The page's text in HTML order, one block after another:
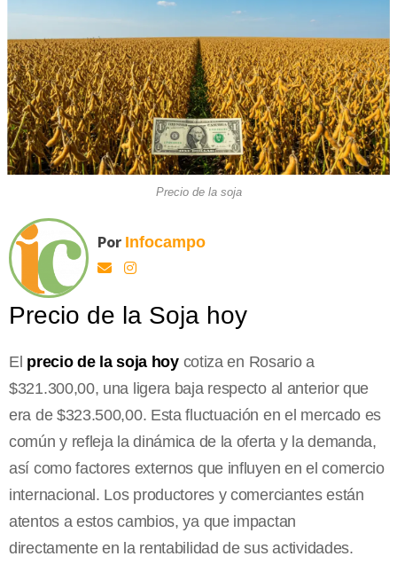
Precio de la soja
Por Infocampo
Precio de la Soja hoy
El precio de la soja hoycotiza en Rosario a
$321.300,00, una ligera baja respecto al anterior que
era de $323.500,00. Esta fluctuación en el mercado es
común y refleja la dinámica de la oferta y la demanda,
así como factores externos que influyen en el comercio
internacional. Los productores y comerciantes están
atentos a estos cambios, ya que impactan
directamente en la rentabilidad de sus actividades.